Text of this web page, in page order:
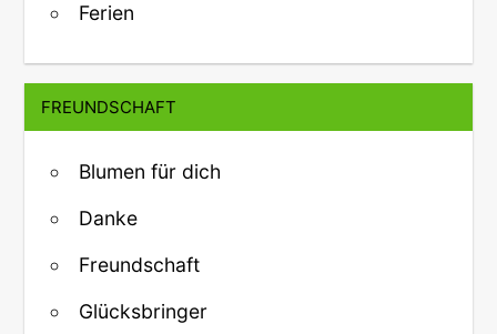
Ferien
FREUNDSCHAFT
Blumen für dich
Danke
Freundschaft
Glücksbringer